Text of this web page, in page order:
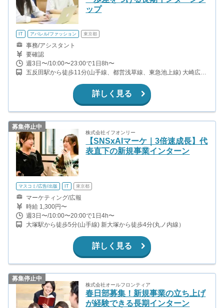
ップ
IT アパレル/ファッション 東京都
事務/アシスタント
要確認
週3日〜/10:00〜23:00で1日8h〜
五反田駅から徒歩11分(山手線、都営浅草線、東急池上線) 大崎広小
不動前駅から徒歩12分(東急目黒線)
詳しく見る
募集停止中
株式会社イフオンリー
【SNSxAIマーケ｜3倍速成長】代
表直下の新規事業インターン
マスコミ/広告/出版 IT 東京都
マーケティング/広報
時給 1,300円〜
週3日〜/10:00〜20:00で1日4h〜
大塚駅から徒歩5分(山手線) 新大塚から徒歩4分(丸ノ内線）
詳しく見る
募集停止中
株式会社オールフロンティア
春日部募集！新規事業の立ち上げ
が経験できる長期インターン